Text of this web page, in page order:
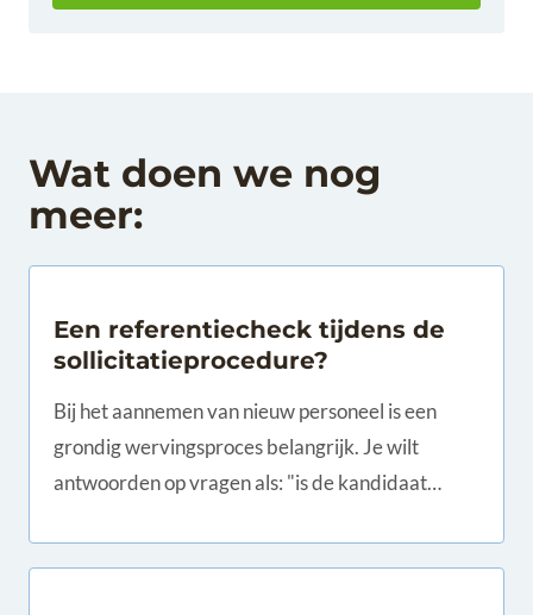
Wat doen we nog
meer:
Een referentiecheck tijdens de
sollicitatieprocedure?
Bij het aannemen van nieuw personeel is een
grondig wervingsproces belangrijk. Je wilt
antwoorden op vragen als: "is de kandidaat